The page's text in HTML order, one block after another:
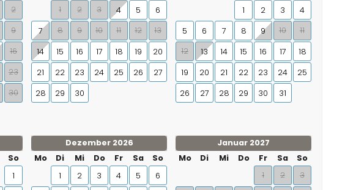
2
9
16
23
30
1
2 3 4 5
6
7
8 9 10 11 12 13
14 15 16 17 18 19
20
21
22 23 24 25 26
27
28
29 30
1
2 3
4
5
6 7 8 9 10
11
12
13 14 15 16 17
18
19
20 21 22 23 24
25
26
27 28 29 30 31
So
1
Dezember 2026
Mo
Di Mi Do Fr Sa
So
1
2 3 4 5
6
Januar 2027
Mo
Di Mi Do Fr Sa
So
1
2
3